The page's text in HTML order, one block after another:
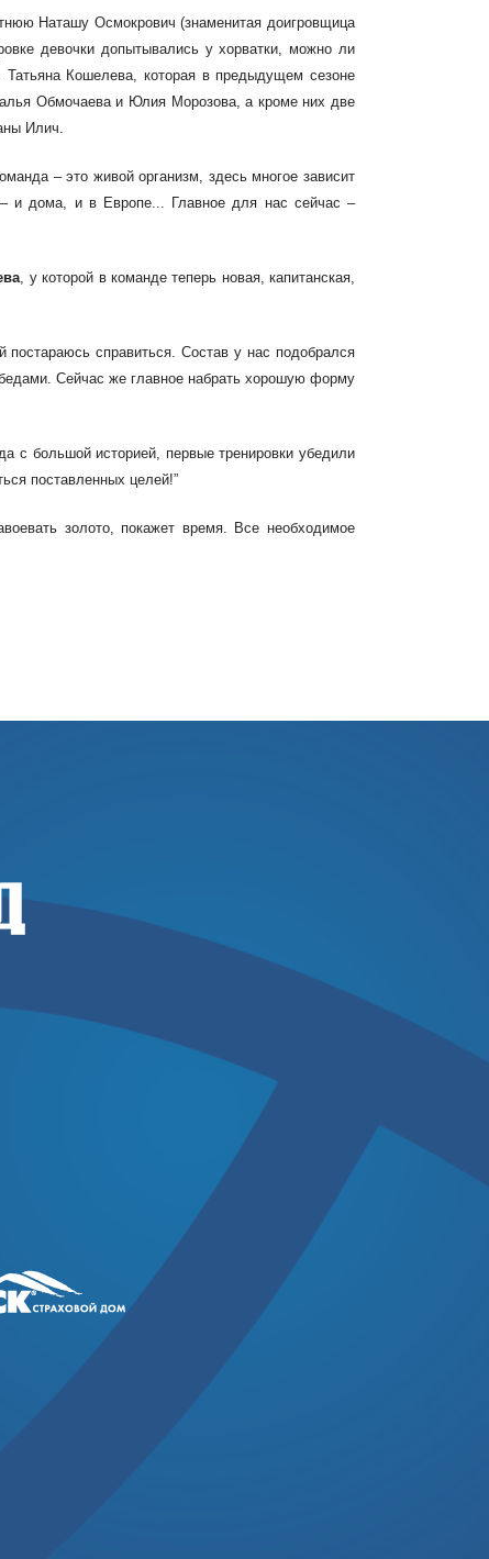
Наташу Осмокрович (знаменитаядоигровщица
девочки допытывались у хорватки, можно ли
Татьяна Кошелева, которая в предыдущем сезоне
Обмочаева и Юлия Морозова, а кроме них две
Илич.
– это живой организм, здесь многое зависит
и дома, и в Европе... Главное для нас сейчас –
, у которой в команде теперь новая, капитанская,
постараюсь справиться.Состав у нас подобрался
Сейчас же главное набрать хорошую форму
с большой историей, первыетренировкиубедили
поставленных целей!”
золото, покажет время. Все необходимое